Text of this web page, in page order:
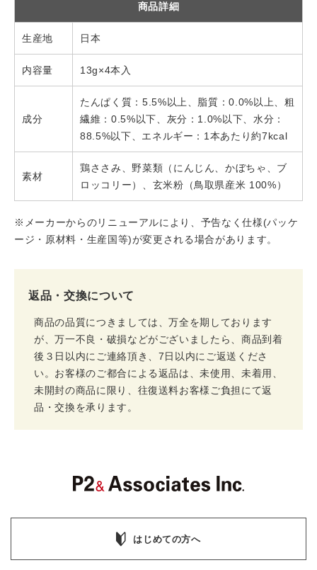
商品詳細
生産地 日本
内容量 13g×4本入
成分
たんぱく質：5.5%以上、脂質：0.0%以上、粗
繊維：0.5%以下、灰分：1.0%以下、水分：
88.5%以下、エネルギー：1本あたり約7kcal
素材
鶏ささみ、野菜類（にんじん、かぼちゃ、ブ
ロッコリー）、玄米粉（鳥取県産米 100%）
※メーカーからのリニューアルにより、予告なく仕様(パッケ
ージ・原材料・生産国等)が変更される場合があります。
返品・交換について
商品の品質につきましては、万全を期しております
が、万一不良・破損などがございましたら、商品到着
後３日以内にご連絡頂き、7日以内にご返送くださ
い。お客様のご都合による返品は、未使用、未着用、
未開封の商品に限り、往復送料お客様ご負担にて返
品・交換を承ります。
はじめての方へ